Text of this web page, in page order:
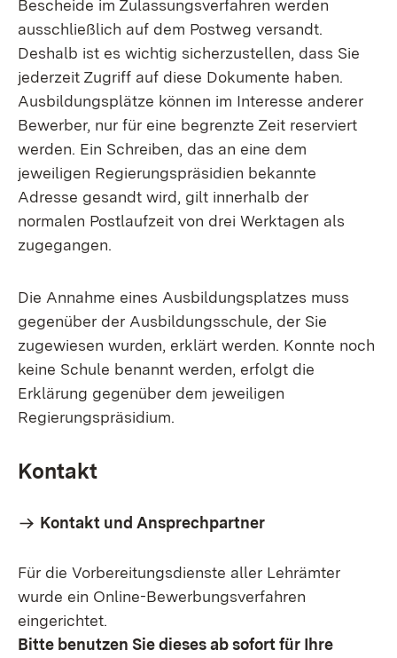
Bescheide im Zulassungsverfahren werden
ausschließlich auf dem Postweg versandt.
Deshalb ist es wichtig sicherzustellen, dass Sie
jederzeit Zugriff auf diese Dokumente haben.
Ausbildungsplätze können im Interesse anderer
Bewerber, nur für eine begrenzte Zeit reserviert
werden. Ein Schreiben, das an eine dem
jeweiligen Regierungspräsidien bekannte
Adresse gesandt wird, gilt innerhalb der
normalen Postlaufzeit von drei Werktagen als
zugegangen.
Die Annahme eines Ausbildungsplatzes muss
gegenüber der Ausbildungsschule, der Sie
zugewiesen wurden, erklärt werden. Konnte noch
keine Schule benannt werden, erfolgt die
Erklärung gegenüber dem jeweiligen
Regierungspräsidium.
Kontakt
Kontakt und Ansprechpartner
Für die Vorbereitungsdienste aller Lehrämter
wurde ein Online-Bewerbungsverfahren
eingerichtet.
Bitte benutzen Sie dieses ab sofort für Ihre